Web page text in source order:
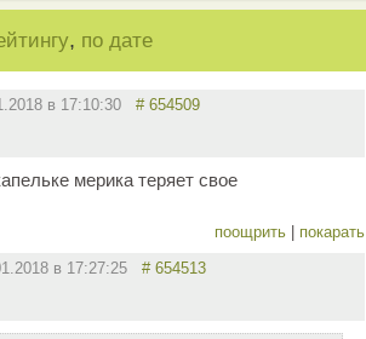
, по дате
в 17:10:30 # 654509
мерика теряет свое
поощрить покарать
в 17:27:25 # 654513